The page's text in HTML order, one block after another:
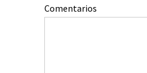
Comentarios